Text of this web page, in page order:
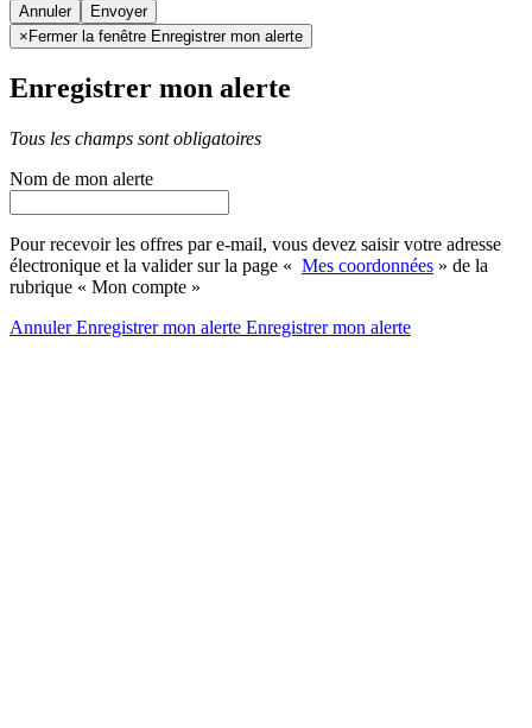
Annuler
× Fermer la fenêtre Enregistrer mon alerte
Enregistrer mon alerte
Tous les champs sont obligatoires
Nom de mon alerte
Pour recevoir les offres par e-mail, vous devez saisir votre adresse
électronique et la valider sur la page « Mes coordonnées » de la
rubrique « Mon compte »
AnnulerEnregistrer mon alerte Enregistrermon alerte